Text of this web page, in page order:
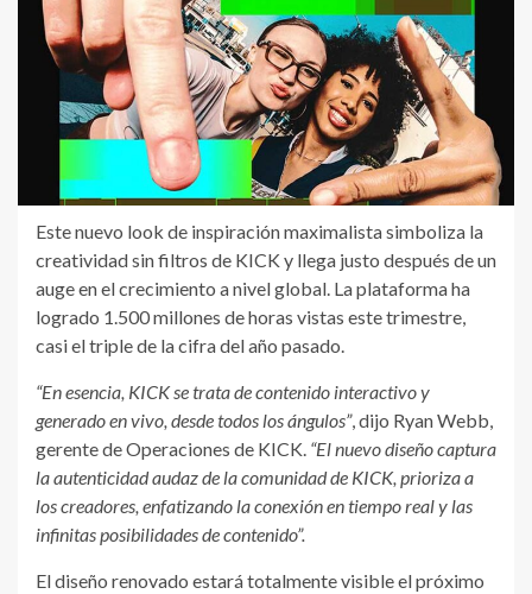
Este nuevo look de inspiración maximalista simboliza la
creatividad sin filtros de KICK y llega justo después de un
auge en el crecimiento a nivel global. La plataforma ha
logrado 1.500 millones de horas vistas este trimestre,
casi el triple de la cifra del año pasado.
“En esencia, KICK se trata de contenido interactivo y
generado en vivo, desde todos los ángulos”, dijo Ryan Webb,
gerente de Operaciones de KICK. “El nuevo diseño captura
la autenticidad audaz de la comunidad de KICK, prioriza a
los creadores, enfatizando la conexión en tiempo real y las
infinitas posibilidades de contenido”.
El diseño renovado estará totalmente visible el próximo